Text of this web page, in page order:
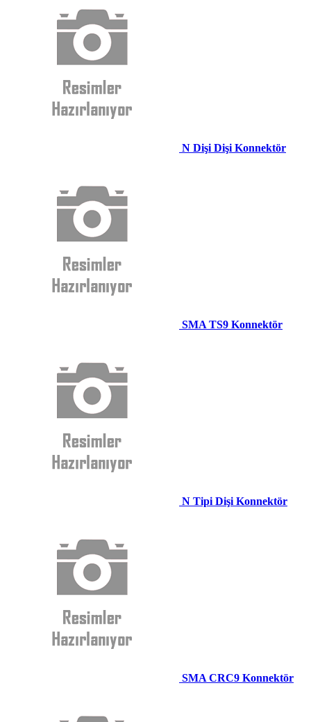
N Dişi Dişi Konnektör
SMA TS9 Konnektör
N Tipi Dişi Konnektör
SMA CRC9 Konnektör